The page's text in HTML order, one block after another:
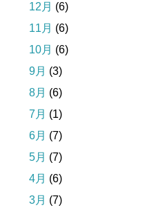
12月 (6)
11月 (6)
10月 (6)
9月 (3)
8月 (6)
7月 (1)
6月 (7)
5月 (7)
4月 (6)
3月 (7)